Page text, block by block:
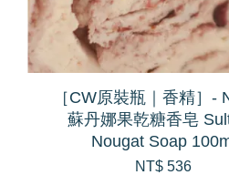
［CW原裝瓶｜香精］-
蘇丹娜果乾糖香皂
Nougat Soap
NT$ 536